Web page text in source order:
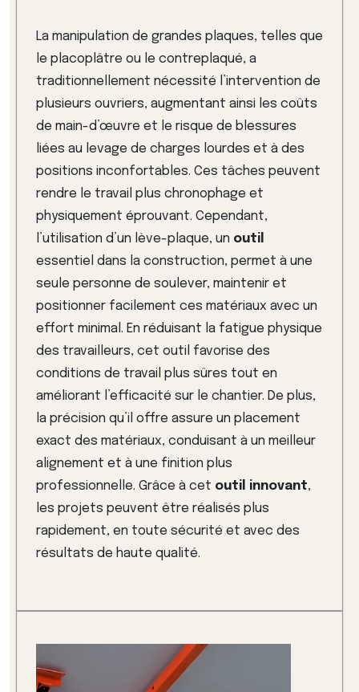
La manipulation de grandes plaques, telles que
le placoplâtre ou le contreplaqué, a
traditionnellement nécessité l’intervention de
plusieurs ouvriers, augmentant ainsi les coûts
de main-d’œuvre et le risque de blessures
liées au levage de charges lourdes et à des
positions inconfortables. Ces tâches peuvent
rendre le travail plus chronophage et
physiquement éprouvant. Cependant,
l’utilisation d’un lève-plaque, un outil
essentiel dans la construction, permet à une
seule personne de soulever, maintenir et
positionner facilement ces matériaux avec un
effort minimal. En réduisant la fatigue physique
des travailleurs, cet outil favorise des
conditions de travail plus sûres tout en
améliorant l’efficacité sur le chantier. De plus,
la précision qu’il offre assure un placement
exact des matériaux, conduisant à un meilleur
alignement et à une finition plus
professionnelle. Grâce à cet outil innovant,
les projets peuvent être réalisés plus
rapidement, en toute sécurité et avec des
résultats de haute qualité.